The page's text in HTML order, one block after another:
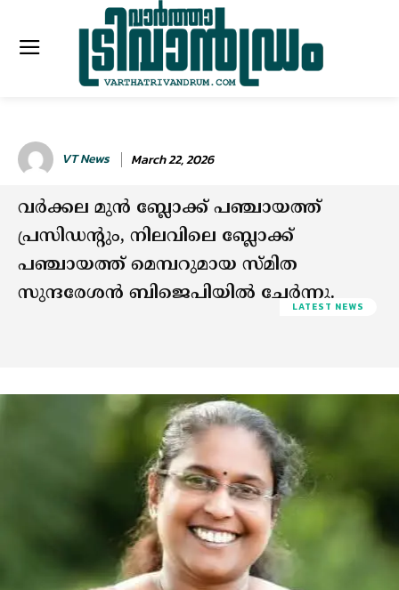
VT News March 22, 2026
വർക്കല മുൻ ബ്ലോക്ക് പഞ്ചായത്ത്
പ്രസിഡന്റും, നിലവിലെ ബ്ലോക്ക്
പഞ്ചായത്ത് മെമ്പറുമായ സ്മിത
സുന്ദരേശൻ ബിജെപിയിൽ ചേർന്നു.
LATEST NEWS